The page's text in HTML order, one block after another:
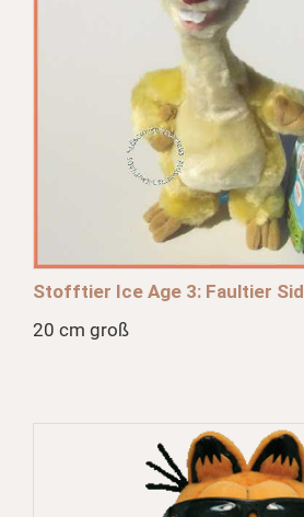
Stofftier Ice Age 3: Faultier Sid
20 cm groß